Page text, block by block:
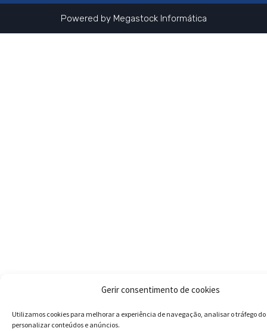
Gerir consentimento de cookies
Utilizamos cookies para melhorar a experiência de navegação, analisar o tráfego do
personalizar conteúdos e anúncios.
Powered by Megastock Informática